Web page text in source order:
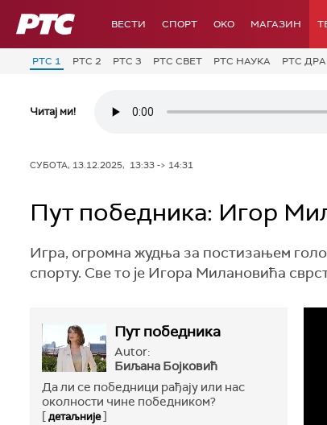
РТС ВЕСТИ СПОРТ OKO МАГАЗИН
РТС 1 РТС 2 РТС 3 РТС СВЕТ РТС НАУКА РТС
Читај ми!
СУБОТА, 13.12.2025, 13:33 -> 14:31
Пут победника: Игор
Игра, огромна жудња за постизањем
спорту. Све то је Игора Милановића
Пут победника
Autor:
Биљана Бојковић
Да ли се победници рађају или нас
околности чине победником?
[детаљније]